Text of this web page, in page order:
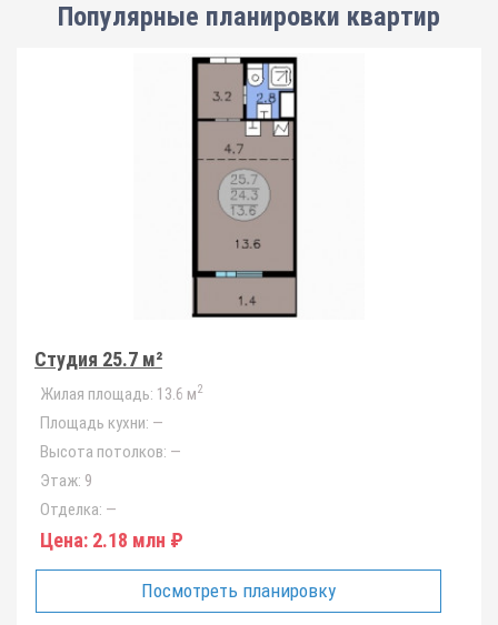
Популярные планировки квартир
Студия 25.7 м²
Жилая площадь: 13.6 м2
Площадь кухни: —
Высота потолков: —
Этаж: 9
Отделка: —
Цена: 2.18 млн ₽
Посмотреть планировку